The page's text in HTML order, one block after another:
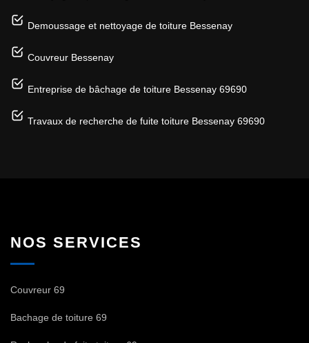
Demoussage et nettoyage de toiture Bessenay
Couvreur Bessenay
Entreprise de bâchage de toiture Bessenay 69690
Travaux de recherche de fuite toiture Bessenay 69690
NOS SERVICES
Couvreur 69
Bachage de toiture 69